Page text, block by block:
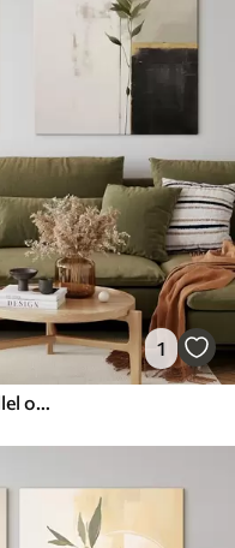
1
Minimalistlik tekstuuriga maal, millel on kujutatud vaas roheliste lehtedega abstraktsete geomeetriliste kujundite taustal